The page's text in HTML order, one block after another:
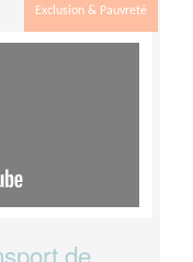
Exclusion & Pauvreté
de